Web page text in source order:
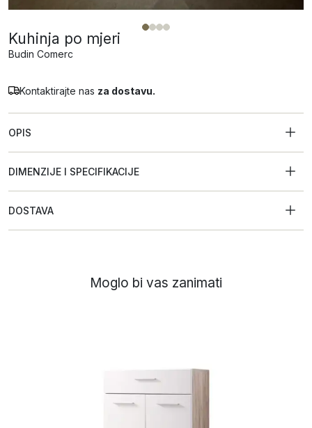
Kuhinja po mjeri
Budin Comerc
Kontaktirajte nas za dostavu.
OPIS
DIMENZIJE I SPECIFIKACIJE
DOSTAVA
Moglo bi vas zanimati